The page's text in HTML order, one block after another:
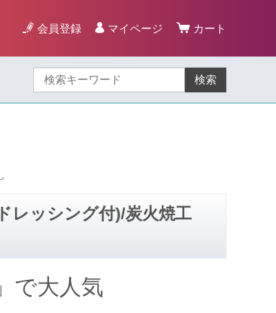
会員登録 マイページ カート
検索
レッシング付)/炭火焼工
で大人気